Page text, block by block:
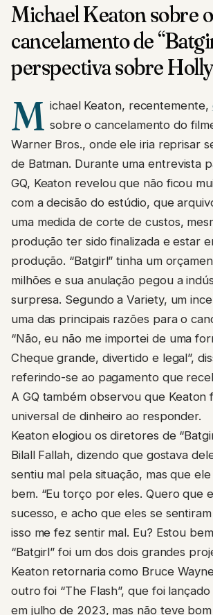
Michael Keaton sobre o
cancelamento de
perspectiva sobre
M ichael Keaton, recentemente,
sobre o cancelamento do
Warner Bros., onde ele iria reprisar
de Batman. Durante uma entrevista
GQ, Keaton revelou que não ficou
com a decisão do estúdio, que
uma medida de corte de custos,
produção ter sido finalizada e estar
produção. “Batgirl” tinha um
milhões e sua anulação pegou a
surpresa. Segundo a Variety, um
uma das principais razões para o
“Não, eu não me importei de uma
Cheque grande, divertido e legal”,
referindo-se ao pagamento que
A GQ também observou que Keaton
universal de dinheiro ao responder.
Keaton elogiou os diretores de
Bilall Fallah, dizendo que gostava
sentiu mal pela situação, mas que
bem. “Eu torço por eles. Quero que
sucesso, e acho que eles se
isso me fez sentir mal. Eu? Estou
“Batgirl” foi um dos dois grandes
Keaton retornaria como Bruce
outro foi “The Flash”, que foi lançado
em julho de 2023, mas não teve